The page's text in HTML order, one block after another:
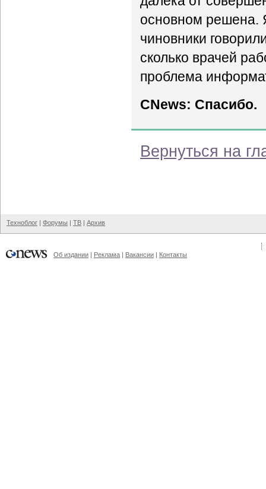
основном решена.
чиновники
сколько врачей
проблема
CNews: Спасибо.
Вернуться на
Техноблог | Форумы | ТВ | Архив
Об издании | Реклама | Вакансии | Контакты